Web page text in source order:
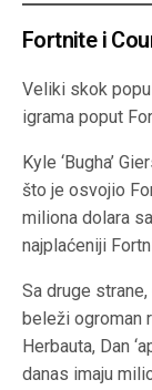
Fortnite i
Veliki skok
igrama poput
Kyle ‘Bugha’
što je osvojio
miliona dolara
najplaćeniji
Sa druge
beleži ogroman
Herbauta, Dan
danas imaju